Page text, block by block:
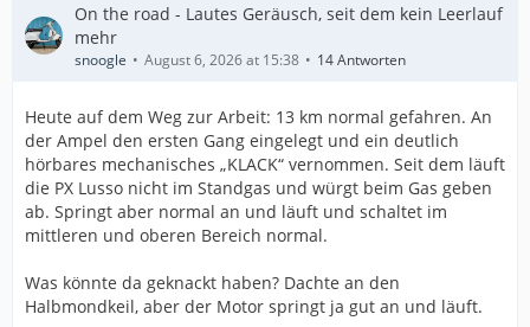
On the road - Lautes Geräusch, seit dem kein Leerlauf
mehr
snoogle August 6, 2026 at 15:38 14 Antworten
Heute auf dem Weg zur Arbeit: 13 km normal gefahren. An
der Ampel den ersten Gang eingelegt und ein deutlich
hörbares mechanisches „KLACK“ vernommen. Seit dem läuft
die PX Lusso nicht im Standgas und würgt beim Gas geben
ab. Springt aber normal an und läuft und schaltet im
mittleren und oberen Bereich normal.
Was könnte da geknackt haben? Dachte an den
Halbmondkeil, aber der Motor springt ja gut an und läuft.